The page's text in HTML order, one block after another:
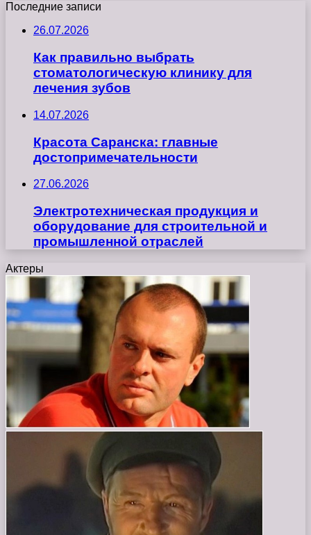
Последние записи
26.07.2026
Как правильно выбрать
стоматологическую клинику для
лечения зубов
14.07.2026
Красота Саранска: главные
достопримечательности
27.06.2026
Электротехническая продукция и
оборудование для строительной и
промышленной отраслей
Актеры